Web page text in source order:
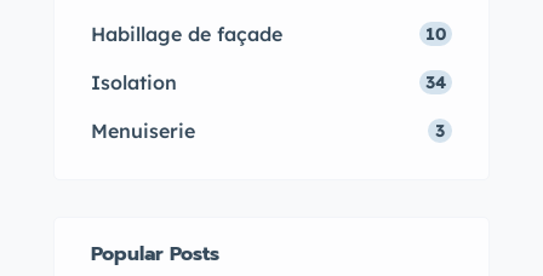
Habillage de façade 10
Isolation 34
Menuiserie 3
Popular Posts